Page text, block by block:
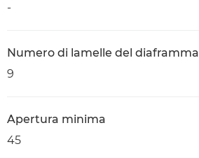
-
Numero di lamelle del diaframma
9
Apertura minima
45